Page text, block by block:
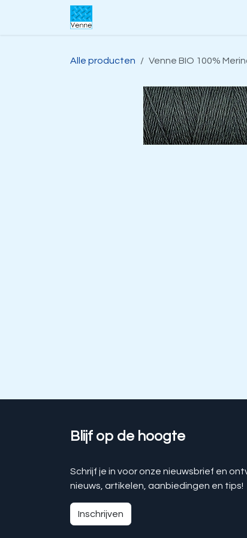
Overslaan naar inhoud
Alle producten Venne BIO 100%
Blijf op de hoogte
Schrijf je in voor onze nieuwsbrief en
nieuws, artikelen, aanbiedingen en tips!
Inschrijven